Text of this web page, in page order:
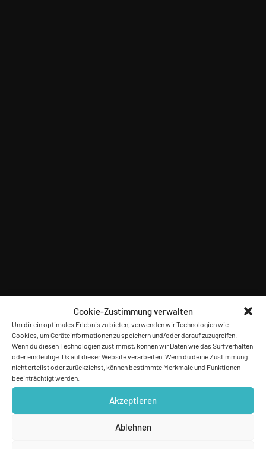
Cookie-Zustimmung verwalten
Um dir ein optimales Erlebnis zu bieten, verwenden wir Technologien wie
Cookies, um Geräteinformationen zu speichern und/oder darauf zuzugreifen.
Wenn du diesen Technologien zustimmst, können wir Daten wie das Surfverhalten
oder eindeutige IDs auf dieser Website verarbeiten. Wenn du deine Zustimmung
nicht erteilst oder zurückziehst, können bestimmte Merkmale und Funktionen
beeinträchtigt werden.
Akzeptieren
Ablehnen